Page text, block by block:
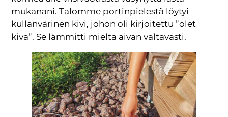
mukanani. Talomme portinpielestä löytyi
kullanvärinen kivi, johon oli kirjoitettu ”olet
kiva”. Se lämmitti mieltä aivan valtavasti.